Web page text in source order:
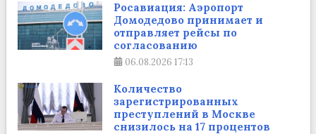
Росавиация: Аэропорт
Домодедово принимает и
отправляет рейсы по
согласованию
06.08.2026 17:13
Количество
зарегистрированных
преступлений в Москве
снизилось на 17 процентов